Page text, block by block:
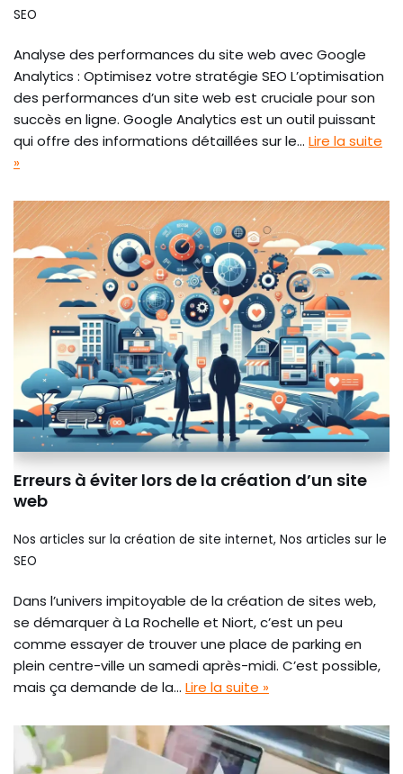
SEO
Analyse des performances du site web avec Google
Analytics : Optimisez votre stratégie SEO L’optimisation
des performances d’un site web est cruciale pour son
succès en ligne. Google Analytics est un outil puissant
qui offre des informations détaillées sur le… Lire la suite
»
Erreurs à éviter lors de la création d’un site
web
Nos articles sur la création de site internet, Nos articles sur le
SEO
Dans l’univers impitoyable de la création de sites web,
se démarquer à La Rochelle et Niort, c’est un peu
comme essayer de trouver une place de parking en
plein centre-ville un samedi après-midi. C’est possible,
mais ça demande de la… Lire la suite »